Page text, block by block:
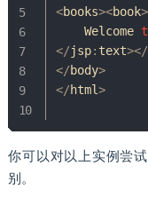
<books><book>
Welcome
</jsp: text></
</body>
</html>
你可以对以上实例尝
别。